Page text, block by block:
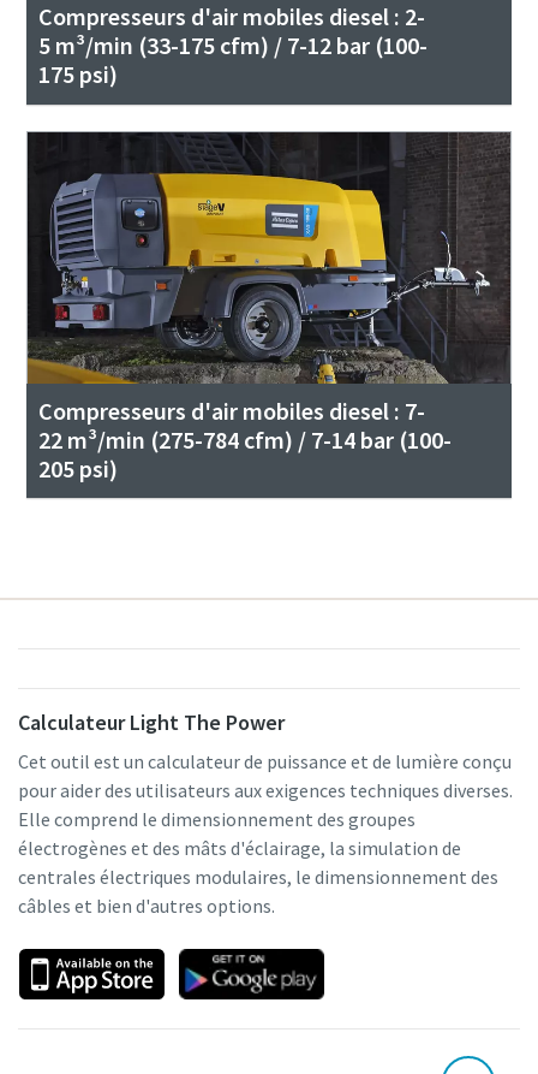
Compresseurs d'air mobiles diesel : 2-
5 m³/min (33-175 cfm) / 7-12 bar (100-
175 psi)
Compresseurs d'air mobiles diesel : 7-
22 m³/min (275-784 cfm) / 7-14 bar (100-
205 psi)
Calculateur Light The Power
Cet outil est un calculateur de puissance et de lumière conçu
pour aider des utilisateurs aux exigences techniques diverses.
Elle comprend le dimensionnement des groupes
électrogènes et des mâts d'éclairage, la simulation de
centrales électriques modulaires, le dimensionnement des
câbles et bien d'autres options.